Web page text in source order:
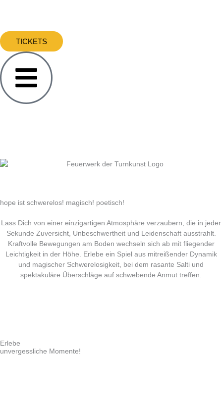
TICKETS
hope ist schwerelos! magisch! poetisch!
Lass Dich von einer einzigartigen Atmosphäre verzaubern, die in jeder
Sekunde Zuversicht, Unbeschwertheit und Leidenschaft ausstrahlt.
Kraftvolle Bewegungen am Boden wechseln sich ab mit fliegender
Leichtigkeit in der Höhe. Erlebe ein Spiel aus mitreißender Dynamik
und magischer Schwerelosigkeit, bei dem rasante Salti und
spektakuläre Überschläge auf schwebende Anmut treffen.
Erlebe
unvergessliche Momente!